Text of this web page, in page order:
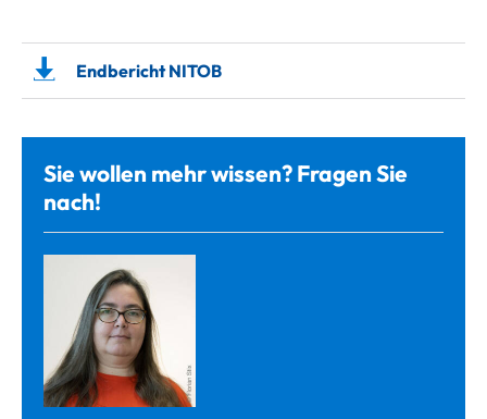
Endbericht NITOB
Sie wollen mehr wissen? Fragen Sie
nach!